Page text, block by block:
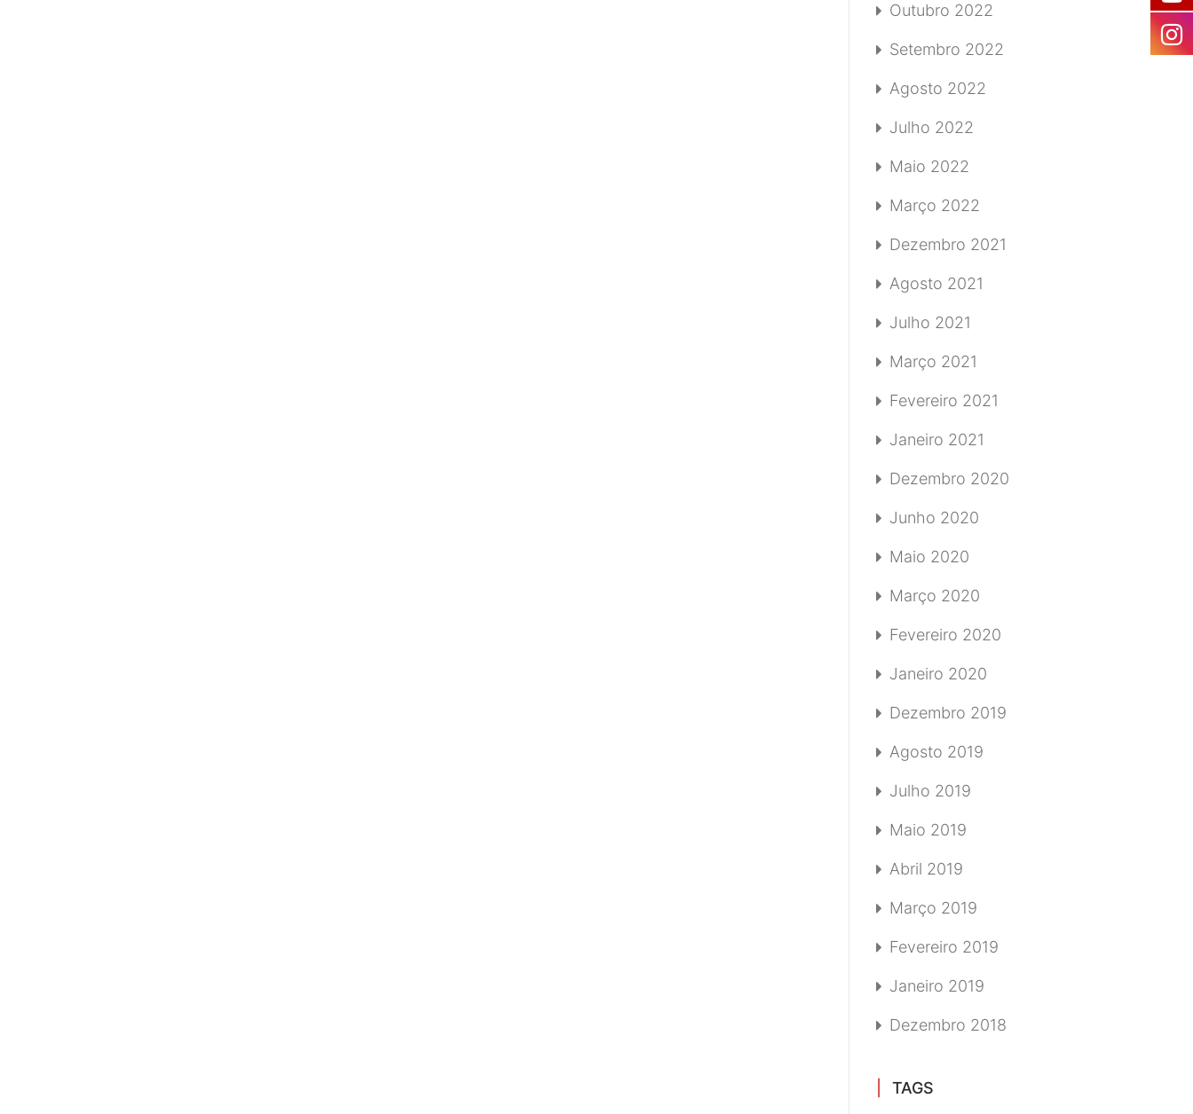
Outubro 2022
Setembro 2022
Agosto 2022
Julho 2022
Maio 2022
Março 2022
Dezembro 2021
Agosto 2021
Julho 2021
Março 2021
Fevereiro 2021
Janeiro 2021
Dezembro 2020
Junho 2020
Maio 2020
Março 2020
Fevereiro 2020
Janeiro 2020
Dezembro 2019
Agosto 2019
Julho 2019
Maio 2019
Abril 2019
Março 2019
Fevereiro 2019
Janeiro 2019
Dezembro 2018
TAGS